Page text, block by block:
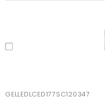
GELLEDLCED177SC120347